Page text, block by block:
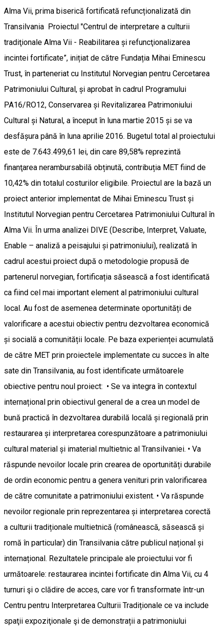
Alma Vii, prima biserică fortificată refuncționalizată din
Transilvania Proiectul "Centrul de interpretare a culturii
tradiţionale Alma Vii - Reabilitarea și refuncţionalizarea
incintei fortificate”, inițiat de către Fundația Mihai Eminescu
Trust, în parteneriat cu Institutul Norvegian pentru Cercetarea
Patrimoniului Cultural, și aprobat în cadrul Programului
PA16/RO12, Conservarea și Revitalizarea Patrimoniului
Cultural și Natural, a început în luna martie 2015 și se va
desfășura până în luna aprilie 2016. Bugetul total al proiectului
este de 7.643.499,61 lei, din care 89,58% reprezintă
finanţarea nerambursabilă obținută, contribuția MET fiind de
10,42% din totalul costurilor eligibile. Proiectul are la bază un
proiect anterior implementat de Mihai Eminescu Trust și
Institutul Norvegian pentru Cercetarea Patrimoniului Cultural în
Alma Vii. În urma analizei DIVE (Describe, Interpret, Valuate,
Enable – analiză a peisajului și patrimoniului), realizată în
cadrul acestui proiect după o metodologie propusă de
partenerul norvegian, fortificația săsească a fost identificată
ca fiind cel mai important element al patrimoniului cultural
local. Au fost de asemenea determinate oportunități de
valorificare a acestui obiectiv pentru dezvoltarea economică
și socială a comunității locale. Pe baza experienței acumulată
de către MET prin proiectele implementate cu succes în alte
sate din Transilvania, au fost identificate următoarele
obiective pentru noul proiect: • Se va integra în contextul
internațional prin obiectivul general de a crea un model de
bună practică în dezvoltarea durabilă locală și regională prin
restaurarea și interpretarea corespunzătoare a patrimoniului
cultural material și imaterial multietnic al Transilvaniei. • Va
răspunde nevoilor locale prin crearea de oportunități durabile
de ordin economic pentru a genera venituri prin valorificarea
de către comunitate a patrimoniului existent. • Va răspunde
nevoilor regionale prin reprezentarea și interpretarea corectă
a culturii tradiționale multietnică (românească, săsească și
romă în particular) din Transilvania către publicul național și
internațional. Rezultatele principale ale proiectului vor fi
următoarele: restaurarea incintei fortificate din Alma Vii, cu 4
turnuri şi o clădire de acces, care vor fi transformate într-un
Centru pentru Interpretarea Culturii Tradiționale ce va include
spaţii expoziţionale şi de demonstrații a patrimoniului